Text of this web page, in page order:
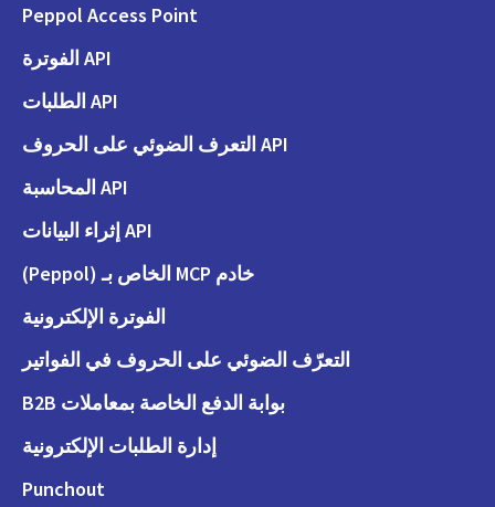
Peppol Access Point
API الفوترة
API الطلبات
API التعرف الضوئي على الحروف
API المحاسبة
API إثراء البيانات
خادم MCP الخاص بـ (Peppol)
الفوترة الإلكترونية
التعرّف الضوئي على الحروف في الفواتير
بوابة الدفع الخاصة بمعاملات B2B
إدارة الطلبات الإلكترونية
Punchout